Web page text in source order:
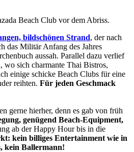
Beach Club vor dem Abriss.
bildschönen Strand, der nach
das Militär Anfang des Jahres
aussah. Parallel dazu verlief
, wo sich charmante Thai Bistros,
einige schicke Beach Clubs für eine
reihten. Für jeden Geschmack
gerne hierher, denn es gab von früh
genügend Beach-Equipment,
ab der Happy Hour bis in die
kein billiges Entertainment wie in
kein Ballermann!